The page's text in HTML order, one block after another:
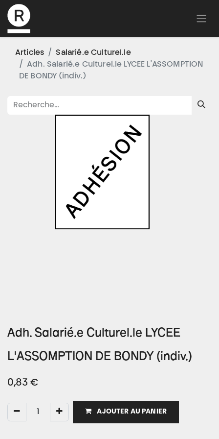
Articles
Salarié.e Culturel.le
Adh. Salarié.e Culturel.le LYCEE L'ASSOMPTION
DE BONDY (indiv.)
Adh. Salarié.e Culturel.le LYCEE
L'ASSOMPTION DE BONDY (indiv.)
0,83 €
AJOUTER AU PANIER